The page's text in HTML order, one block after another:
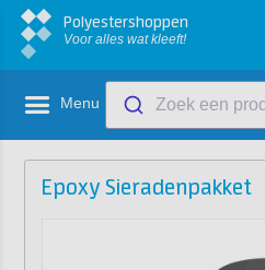
Polyestershoppen
Voor alles wat kleeft!
Menu Zoek een
Epoxy Sieradenpakket